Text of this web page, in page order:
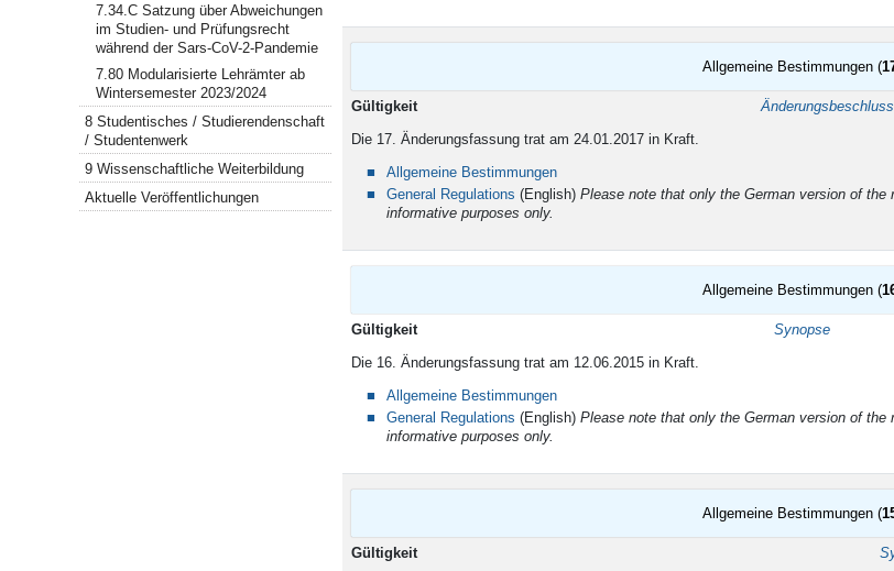
Allgemeine Bestimmungen (
Gültigkeit Änderungsbeschluss
Die 17. Änderungsfassung trat am 24.01.2017 in Kraft.
Allgemeine Bestimmungen
General Regulations (English) Please note that only the German version of
informative purposes only.
Allgemeine Bestimmungen (
Gültigkeit
Synopse
Die 16. Änderungsfassung trat am 12.06.2015 in Kraft.
Allgemeine Bestimmungen
General Regulations (English) Please note that only the German version of
informative purposes only.
Allgemeine Bestimmungen (
Gültigkeit
7.34.C Satzung über Abweichungen
im Studien- und Prüfungsrecht
während der Sars-CoV-2-Pandemie
7.80 Modularisierte Lehrämter ab
Wintersemester 2023/2024
8 Studentisches / Studierendenschaft
/ Studentenwerk
9 Wissenschaftliche Weiterbildung
Aktuelle Veröffentlichungen